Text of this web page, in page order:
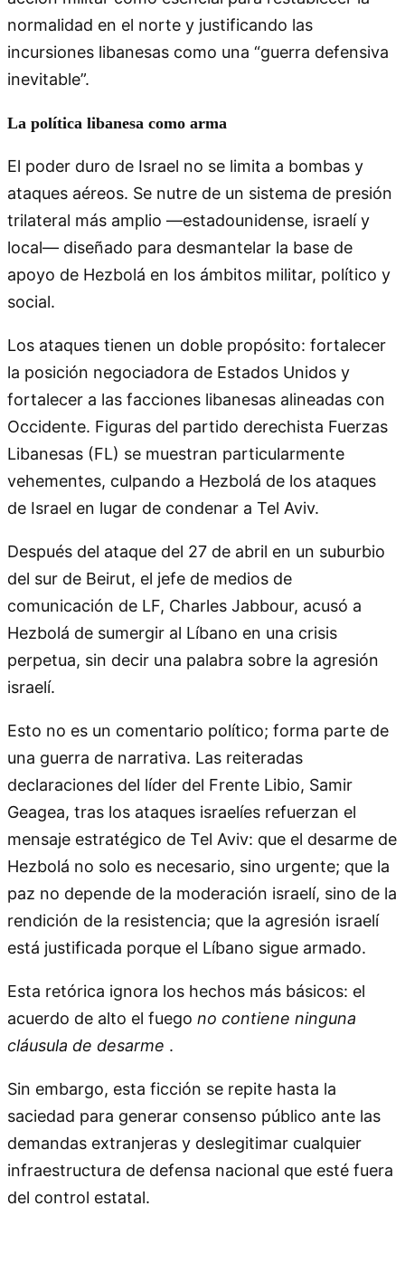
normalidad en el norte y justificando las
incursiones libanesas como una “guerra defensiva
inevitable”.
La política libanesa como arma
El poder duro de Israel no se limita a bombas y
ataques aéreos. Se nutre de un sistema de presión
trilateral más amplio —estadounidense, israelí y
local— diseñado para desmantelar la base de
apoyo de Hezbolá en los ámbitos militar, político y
social.
Los ataques tienen un doble propósito: fortalecer
la posición negociadora de Estados Unidos y
fortalecer a las facciones libanesas alineadas con
Occidente. Figuras del partido derechista Fuerzas
Libanesas (FL) se muestran particularmente
vehementes, culpando a Hezbolá de los ataques
de Israel en lugar de condenar a Tel Aviv.
Después del ataque del 27 de abril en un suburbio
del sur de Beirut, el jefe de medios de
comunicación de LF, Charles Jabbour, acusó a
Hezbolá de sumergir al Líbano en una crisis
perpetua, sin decir una palabra sobre la agresión
israelí.
Esto no es un comentario político; forma parte de
una guerra de narrativa. Las reiteradas
declaraciones del líder del Frente Libio, Samir
Geagea, tras los ataques israelíes refuerzan el
mensaje estratégico de Tel Aviv: que el desarme de
Hezbolá no solo es necesario, sino urgente; que la
paz no depende de la moderación israelí, sino de la
rendición de la resistencia; que la agresión israelí
está justificada porque el Líbano sigue armado.
Esta retórica ignora los hechos más básicos: el
acuerdo de alto el fuego no contiene ninguna
cláusula de desarme .
Sin embargo, esta ficción se repite hasta la
saciedad para generar consenso público ante las
demandas extranjeras y deslegitimar cualquier
infraestructura de defensa nacional que esté fuera
del control estatal.